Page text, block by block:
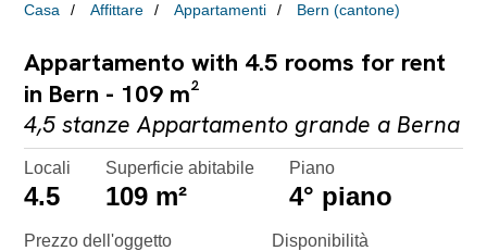
Casa Affittare Appartamenti Bern (cantone)
Appartamento with 4.5 rooms for rent
in Bern - 109 m²
4,5 stanze Appartamento grande a Berna
Locali
4.5
Superficie abitabile
109 m²
Piano
4° piano
Prezzo dell'oggetto Disponibilità